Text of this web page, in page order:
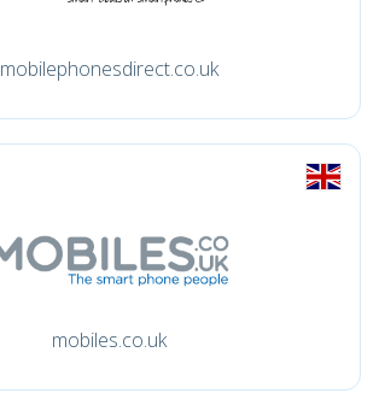
mobilephonesdirect.co.uk
mobiles.co.uk